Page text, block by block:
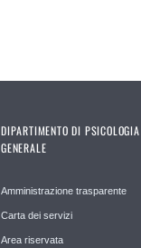
DIPARTIMENTO DI PSICOLOGIA
GENERALE
Amministrazione trasparente
Carta dei servizi
Area riservata